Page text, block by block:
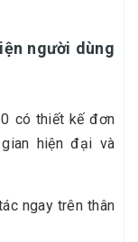
người dùng
có thiết kế đơn
hiện đại và
ngay trên thân